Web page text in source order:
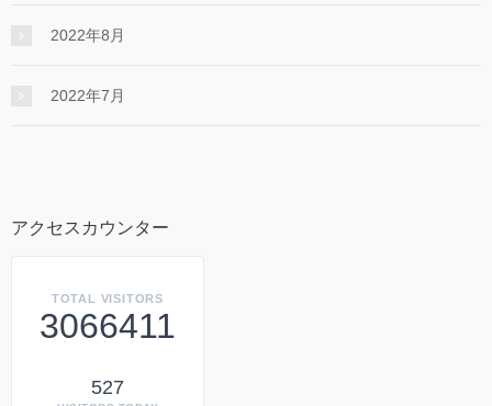
2022年8月
2022年7月
アクセスカウンター
TOTAL VISITORS
3066411
527